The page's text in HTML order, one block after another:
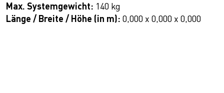
Max. Systemgewicht: 140 kg
Länge / Breite / Höhe (in m): 0,000 x 0,000 x 0,000